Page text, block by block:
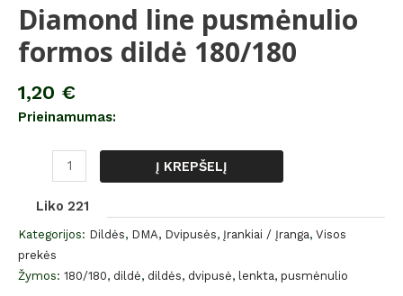
Diamond line pusmėnulio
formos dildė 180/180
1,20 €
Prieinamumas:
Į KREPŠELĮ
Liko 221
Kategorijos: Dildės, DMA, Dvipusės, Įrankiai / Įranga, Visos
prekės
Žymos: 180/180, dildė, dildės, dvipusė, lenkta, pusmėnulio